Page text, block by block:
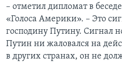
– отметил дипломат в
«Голоса Америки». – Это
господину Путину. Сигнал
Путин ни жаловался на
в других странах, он не